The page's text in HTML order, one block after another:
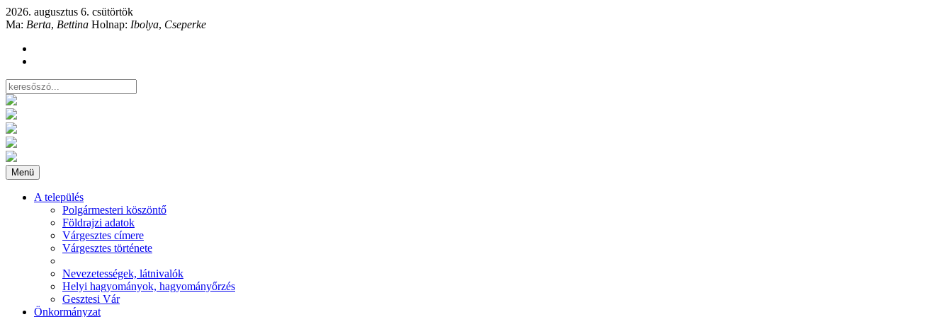
2026. augusztus 6. csütörtök
Ma: Berta, Bettina Holnap: Ibolya, Cseperke
Menü
A település
Polgármesteri köszöntő
Földrajzi adatok
Várgesztes címere
Várgesztes története
Nevezetességek, látnivalók
Helyi hagyományok, hagyományőrzés
Gesztesi Vár
Önkormányzat